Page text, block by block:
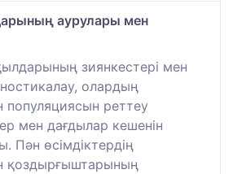
аурулары мен
зиянкестері мен
олардың
реттеу
мен дағдылар кешенін
Пән өсімдіктердің
қоздырғыштарының